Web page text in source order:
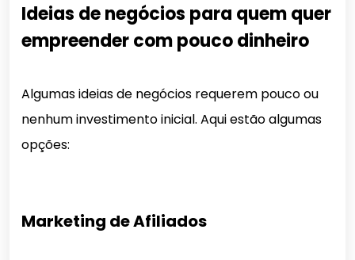
Ideias de negócios para quem quer
empreender com pouco dinheiro
Algumas ideias de negócios requerem pouco ou
nenhum investimento inicial. Aqui estão algumas
opções:
Marketing de Afiliados